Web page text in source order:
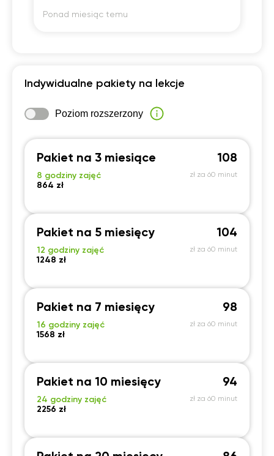
Ponad miesiąc temu
Indywidualne pakiety na lekcje
Poziom rozszerzony
Pakiet na 3 miesiące
8 godziny zajęć
864 zł
108
zł za 60 minut
Pakiet na 5 miesięcy
12 godziny zajęć
1248 zł
104
zł za 60 minut
Pakiet na 7 miesięcy
16 godziny zajęć
1568 zł
98
zł za 60 minut
Pakiet na 10 miesięcy
24 godziny zajęć
2256 zł
94
zł za 60 minut